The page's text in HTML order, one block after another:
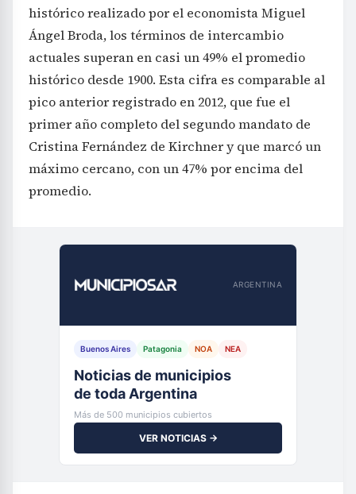
histórico realizado por el economista Miguel
Ángel Broda, los términos de intercambio
actuales superan en casi un 49% el promedio
histórico desde 1900. Esta cifra es comparable al
pico anterior registrado en 2012, que fue el
primer año completo del segundo mandato de
Cristina Fernández de Kirchner y que marcó un
máximo cercano, con un 47% por encima del
promedio.
ARGENTINA
Buenos Aires Patagonia NOA NEA
Noticias de municipios
de toda Argentina
Más de 500 municipios cubiertos
VER NOTICIAS →